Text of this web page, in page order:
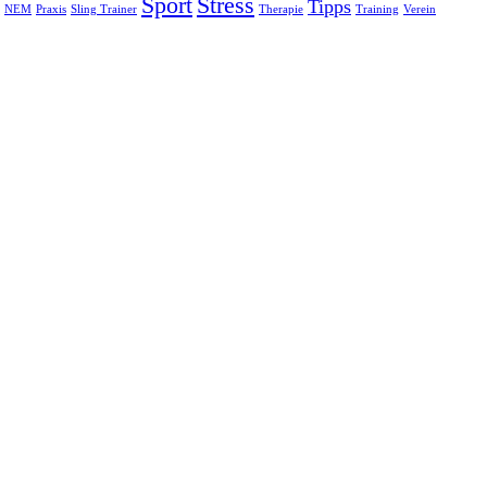
NEM Praxis Sling Trainer Therapie Tipps Training Verein